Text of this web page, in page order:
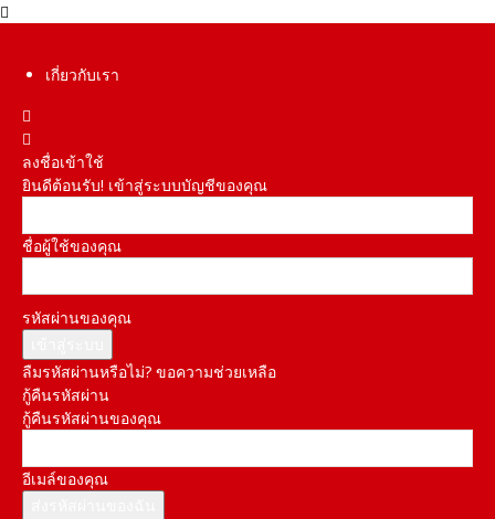
เกี่ยวกับเรา
ลงชื่อเข้าใช้
ยินดีต้อนรับ! เข้าสู่ระบบบัญชีของคุณ
ชื่อผู้ใช้ของคุณ
รหัสผ่านของคุณ
ลืมรหัสผ่านหรือไม่? ขอความช่วยเหลือ
กู้คืนรหัสผ่าน
กู้คืนรหัสผ่านของคุณ
อีเมล์ของคุณ